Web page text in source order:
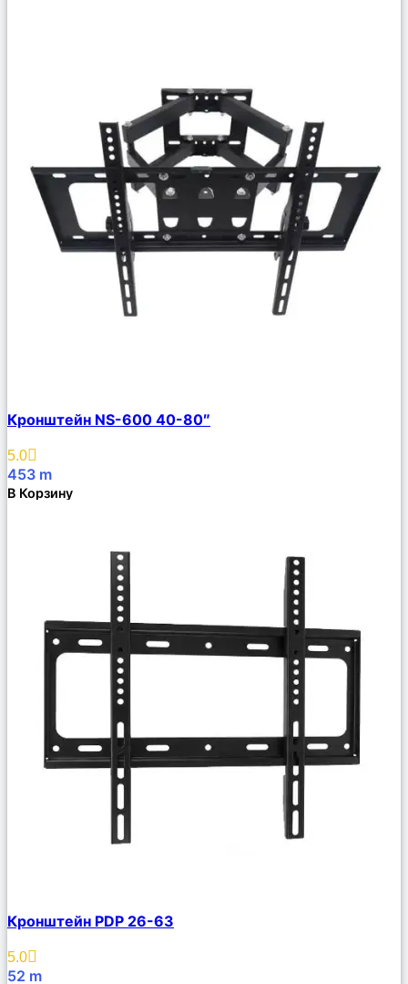
Описание
Избранное
Кронштейн NS-600 40-80″
5.0
453 m
В Корзину
Описание
Избранное
Кронштейн PDP 26-63
5.0
52 m